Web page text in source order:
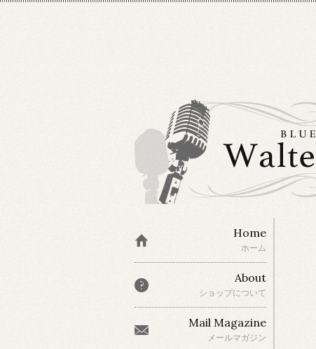
Home
ホーム
About
ショップについて
Mail Magazine
メールマガジン